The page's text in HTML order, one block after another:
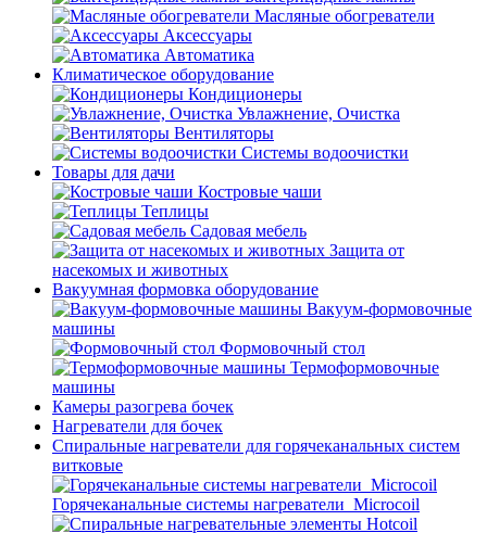
Масляные обогреватели
Аксессуары
Автоматика
Климатическое оборудование
Кондиционеры
Увлажнение, Очистка
Вентиляторы
Системы водоочистки
Товары для дачи
Костровые чаши
Теплицы
Садовая мебель
Защита от
насекомых и животных
Вакуумная формовка оборудование
Вакуум-формовочные
машины
Формовочный стол
Термоформовочные
машины
Камеры разогрева бочек
Нагреватели для бочек
Спиральные нагреватели для горячеканальных систем
витковые
Горячеканальные системы нагреватели_Microcoil